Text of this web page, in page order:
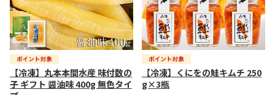
【冷凍】丸本本間水産 味付数の
子 ギフト 醤油味 400g 無色タイ
【冷凍】くにをの鮭キムチ 250
g×3瓶